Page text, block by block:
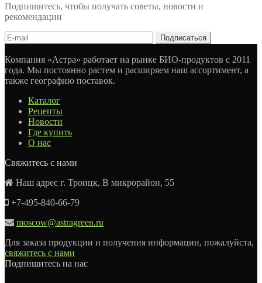
Подпишитесь, чтобы получать советы, новости и
рекомендации
Компания «Астра» работает на рынке БИО-продуктов с 2011
года. Мы постоянно растем и расширяем наш ассортимент, а
также географию поставок.
Каталог
Рецепты
Новости
Где купить
О нас
Свяжитесь с нами
Наш адрес г. Троицк, В микрорайон, 55
+7-495-840-66-79
moscow@astragreen.ru
Для заказа продукции и получения информации, пожалуйста,
свяжитесь с нами
Подпишитесь на нас